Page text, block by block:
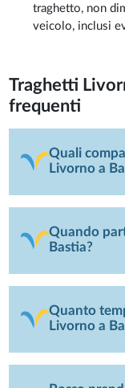
traghetto, non
veicolo, inclusi
Traghetti
frequenti
Quali
Livorno a
Quando
Bastia?
Quanto
Livorno a